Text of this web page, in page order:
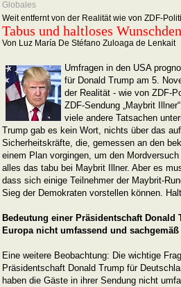
Globales
Weit entfernt von der Realität wie von ZDF-
Tabus und haltloses
Von Luz María De Stéfano Zuloaga de Lenkait
Umfragen in den USA
für Donald Trump am 5.
der Realität - wie von ZDF-
ZDF-Sendung „Maybrit
viele andere Tatsachen
Trump gab es kein Wort, nichts über das
Sicherheitskräfte, die, gemessen an den
einem Plan vorgingen, um den
alles das tabu bei Maybrit Illner. Aber es
dass sich einige Teilnehmer der Maybrit-
Sieg der Demokraten vorstellen können.
Bedeutung einer Präsidentschaft Donald
Europa nicht umfassend und
Eine weitere Beobachtung: Die wichtige
Präsidentschaft Donald Trump für
haben die Gäste in ihrer Sendung nicht